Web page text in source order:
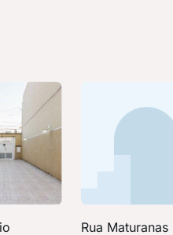
Rua Maturanas